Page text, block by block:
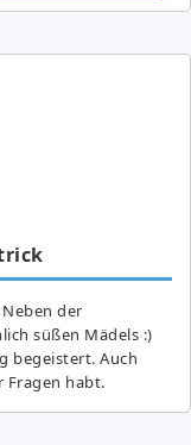
der
süßen Mädels :)
begeistert. Auch
Fragen habt.